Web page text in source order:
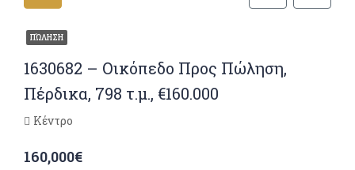
ΠΏΛΗΣΗ
1630682 – Οικόπεδο Προς Πώληση,
Πέρδικα, 798 τ.μ., €160.000
Κέντρο
160,000€